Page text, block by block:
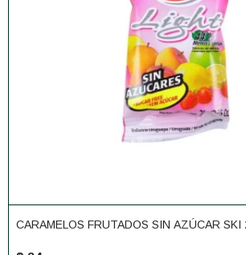
CARAMELOS FRUTADOS SIN AZÚCAR SKI